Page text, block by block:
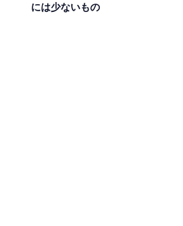
には少ないもの